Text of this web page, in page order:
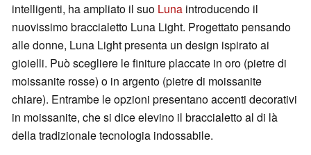
intelligenti, ha ampliato il suo Luna introducendo il
nuovissimo braccialetto Luna Light. Progettato pensando
alle donne, Luna Light presenta un design ispirato ai
gioielli. Può scegliere le finiture placcate in oro (pietre di
moissanite rosse) o in argento (pietre di moissanite
chiare). Entrambe le opzioni presentano accenti decorativi
in moissanite, che si dice elevino il braccialetto al di là
della tradizionale tecnologia indossabile.